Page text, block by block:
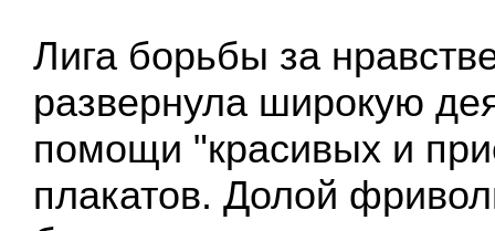
Лига борьбы за
развернула широкую
помощи "красивых и
плакатов. Долой